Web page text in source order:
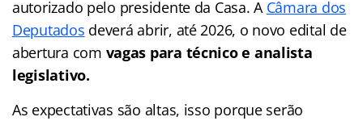
autorizado pelo presidente da Casa. A Câmara dos
Deputados deverá abrir, até 2026, o novo edital de
abertura com vagas para técnico e analista
legislativo.
As expectativas são altas, isso porque serão